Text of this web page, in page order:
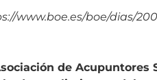
www.boe.es/boe/dias/
de Acupuntores